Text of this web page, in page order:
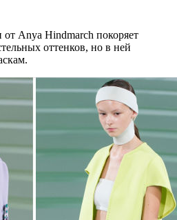
Anya Hindmarch покоряет
оттенков, но в ней